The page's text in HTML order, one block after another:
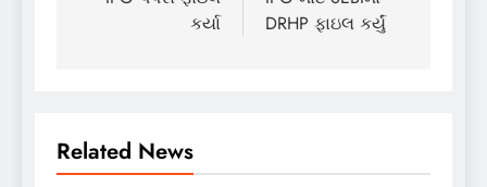
કર્યા
DRHP ફાઇલ કર્યું
Related News